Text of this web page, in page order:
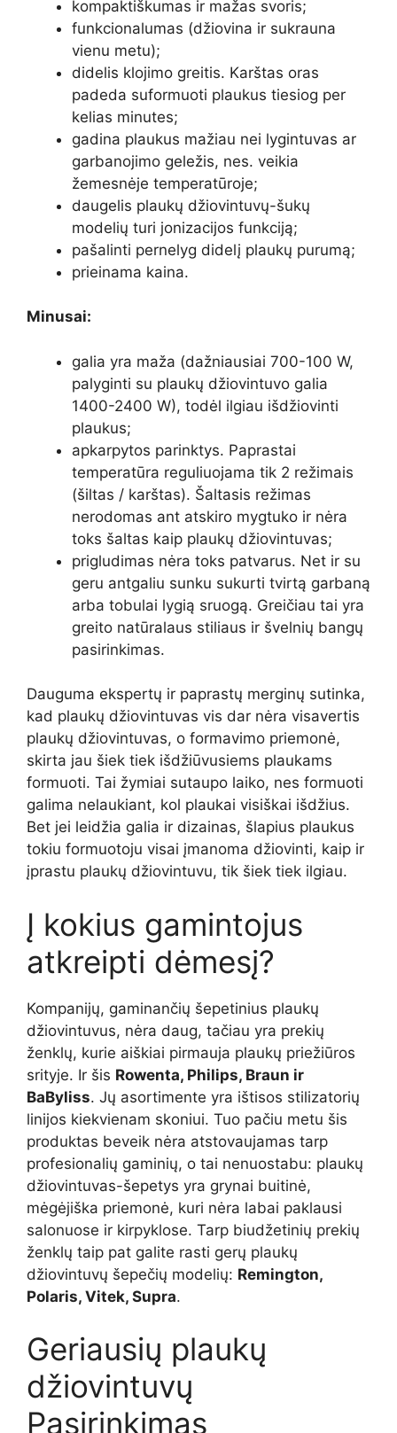
kompaktiškumas ir mažas svoris;
funkcionalumas (džiovina ir sukrauna
vienu metu);
didelis klojimo greitis. Karštas oras
padeda suformuoti plaukus tiesiog per
kelias minutes;
gadina plaukus mažiau nei lygintuvas ar
garbanojimo geležis, nes. veikia
žemesnėje temperatūroje;
daugelis plaukų džiovintuvų-šukų
modelių turi jonizacijos funkciją;
pašalinti pernelyg didelį plaukų purumą;
prieinama kaina.
Minusai:
galia yra maža (dažniausiai 700-100 W,
palyginti su plaukų džiovintuvo galia
1400-2400 W), todėl ilgiau išdžiovinti
plaukus;
apkarpytos parinktys. Paprastai
temperatūra reguliuojama tik 2 režimais
(šiltas / karštas). Šaltasis režimas
nerodomas ant atskiro mygtuko ir nėra
toks šaltas kaip plaukų džiovintuvas;
prigludimas nėra toks patvarus. Net ir su
geru antgaliu sunku sukurti tvirtą garbaną
arba tobulai lygią sruogą. Greičiau tai yra
greito natūralaus stiliaus ir švelnių bangų
pasirinkimas.
Dauguma ekspertų ir paprastų merginų sutinka,
kad plaukų džiovintuvas vis dar nėra visavertis
plaukų džiovintuvas, o formavimo priemonė,
skirta jau šiek tiek išdžiūvusiems plaukams
formuoti. Tai žymiai sutaupo laiko, nes formuoti
galima nelaukiant, kol plaukai visiškai išdžius.
Bet jei leidžia galia ir dizainas, šlapius plaukus
tokiu formuotoju visai įmanoma džiovinti, kaip ir
įprastu plaukų džiovintuvu, tik šiek tiek ilgiau.
Į kokius gamintojus
atkreipti dėmesį?
Kompanijų, gaminančių šepetinius plaukų
džiovintuvus, nėra daug, tačiau yra prekių
ženklų, kurie aiškiai pirmauja plaukų priežiūros
srityje. Ir šis Rowenta, Philips, Braun ir
BaByliss. Jų asortimente yra ištisos stilizatorių
linijos kiekvienam skoniui. Tuo pačiu metu šis
produktas beveik nėra atstovaujamas tarp
profesionalių gaminių, o tai nenuostabu: plaukų
džiovintuvas-šepetys yra grynai buitinė,
mėgėjiška priemonė, kuri nėra labai paklausi
salonuose ir kirpyklose. Tarp biudžetinių prekių
ženklų taip pat galite rasti gerų plaukų
džiovintuvų šepečių modelių: Remington,
Polaris, Vitek, Supra.
Geriausių plaukų
džiovintuvų
Pasirinkimas